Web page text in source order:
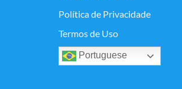
Política de Privacidade
Termos de Uso
Portuguese